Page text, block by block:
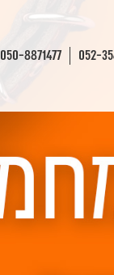
052-
050-8871477